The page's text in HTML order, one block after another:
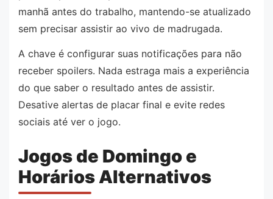
manhã antes do trabalho, mantendo-se atualizado
sem precisar assistir ao vivo de madrugada.
A chave é configurar suas notificações para não
receber spoilers. Nada estraga mais a experiência
do que saber o resultado antes de assistir.
Desative alertas de placar final e evite redes
sociais até ver o jogo.
Jogos de Domingo e
Horários Alternativos